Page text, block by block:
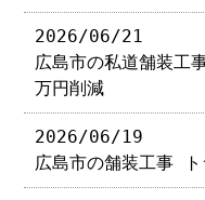
2026/06/21
広島市の私道舗装工
万円削減
2026/06/19
広島市の舗装工事 ト